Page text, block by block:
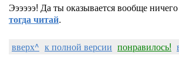
Ээээээ! Да ты оказывается вообще
тогда читай.
вверх^ к полной версии понравилось!